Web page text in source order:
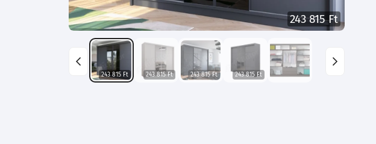
243 815 Ft
243 815 Ft 243 815 Ft 243 815 Ft 243 815 Ft